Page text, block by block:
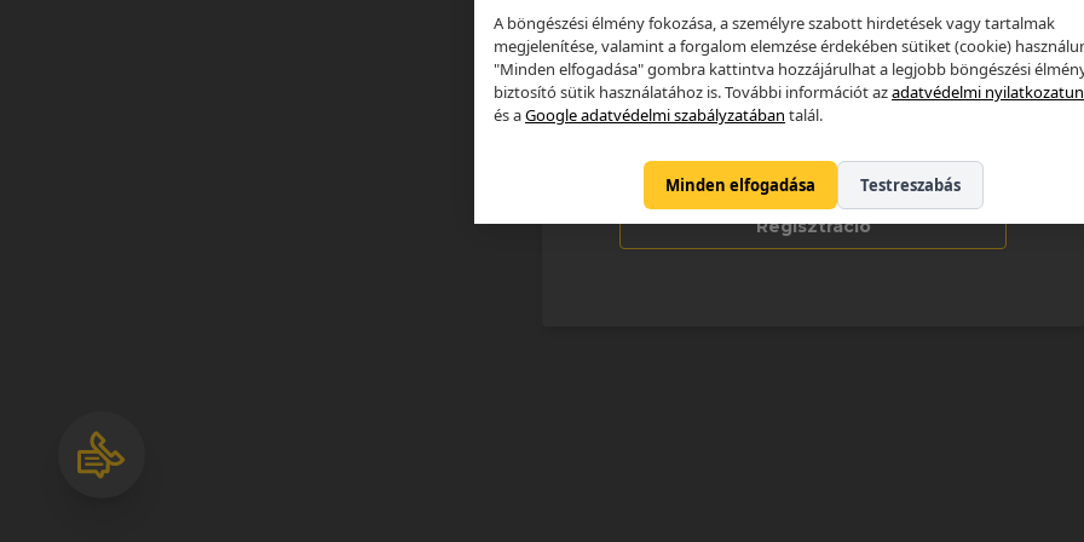
Elfelejtettem a jelszavam
Bejelentkezés
Regisztráció
A böngészési élmény fokozása, a személyre szabott hirdetések vagy tartalmak
megjelenítése, valamint a forgalom elemzése érdekében sütiket (cookie)
"Minden elfogadása" gombra kattintva hozzájárulhat a legjobb böngészési
biztosító sütik használatához is. További információt azadatvédelmi
és aGoogle adatvédelmi szabályzatában talál.
Minden elfogadása Testreszabás